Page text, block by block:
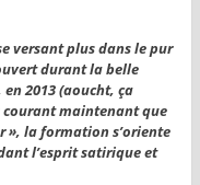
versant plus dans le pur
durant la belle
2013 (aoucht, ça
courant maintenant que
», la formation s’oriente
l’esprit satirique et